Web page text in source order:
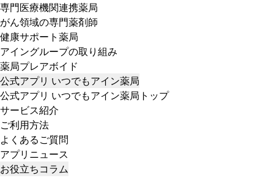
専門医療機関連携薬局
がん領域の専門薬剤師
健康サポート薬局
アイングループの取り組み
薬局プレアボイド
公式アプリ いつでもアイン薬局
公式アプリ いつでもアイン薬局トップ
サービス紹介
ご利用方法
よくあるご質問
アプリニュース
お役立ちコラム